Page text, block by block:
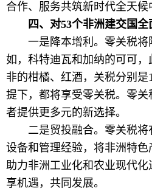
合作、服务共筑新时代全天
四、对53个非洲建交国全
一是降本增利。零关税将
如，科特迪瓦和加纳的可可
非的柑橘、红酒，关税分别
提下，都将享受零关税。零
者提供更多元的新选择。
二是贸投融合。零关税将
设备和管理经验，将非洲特
助力非洲工业化和农业现代
享机遇，共同发展。